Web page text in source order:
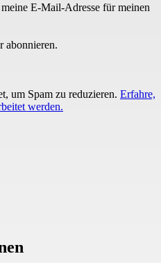
E-Mail-Adresse für meinen
abonnieren.
um Spam zu reduzieren. Erfahre,
werden.